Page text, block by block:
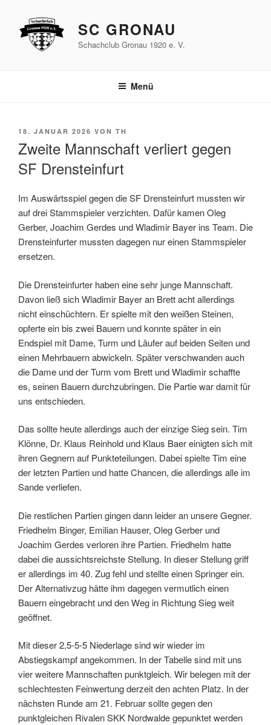
springen
SC GRONAU
Schachclub Gronau 1920 e. V.
Menü
VERÖFFENTLICHT
18. JANUAR 2026 VON TH
Zweite Mannschaft verliert gegen
SF Drensteinfurt
Im Auswärtsspiel gegen die SF Drensteinfurt mussten wir
auf drei Stammspieler verzichten. Dafür kamen Oleg
Gerber, Joachim Gerdes und Wladimir Bayer ins Team. Die
Drensteinfurter mussten dagegen nur einen Stammspieler
ersetzen.
Die Drensteinfurter haben eine sehr junge Mannschaft.
Davon ließ sich Wladimir Bayer an Brett acht allerdings
nicht einschüchtern. Er spielte mit den weißen Steinen,
opferte ein bis zwei Bauern und konnte später in ein
Endspiel mit Dame, Turm und Läufer auf beiden Seiten und
einen Mehrbauern abwickeln. Später verschwanden auch
die Dame und der Turm vom Brett und Wladimir schaffte
es, seinen Bauern durchzubringen. Die Partie war damit für
uns entschieden.
Das sollte heute allerdings auch der einzige Sieg sein. Tim
Klönne, Dr. Klaus Reinhold und Klaus Baer einigten sich mit
ihren Gegnern auf Punkteteilungen. Dabei spielte Tim eine
der letzten Partien und hatte Chancen, die allerdings alle im
Sande verliefen.
Die restlichen Partien gingen dann leider an unsere Gegner.
Friedhelm Binger, Emilian Hauser, Oleg Gerber und
Joachim Gerdes verloren ihre Partien. Friedhelm hatte
dabei die aussichtsreichste Stellung. In dieser Stellung griff
er allerdings im 40. Zug fehl und stellte einen Springer ein.
Der Alternativzug hätte ihm dagegen vermutlich einen
Bauern eingebracht und den Weg in Richtung Sieg weit
geöffnet.
Mit dieser 2,5-5-5 Niederlage sind wir wieder im
Abstiegskampf angekommen. In der Tabelle sind mit uns
vier weitere Mannschaften punktgleich. Wir belegen mit der
schlechtesten Feinwertung derzeit den achten Platz. In der
nächsten Runde am 21. Februar sollte gegen den
punktgleichen Rivalen SKK Nordwalde gepunktet werden